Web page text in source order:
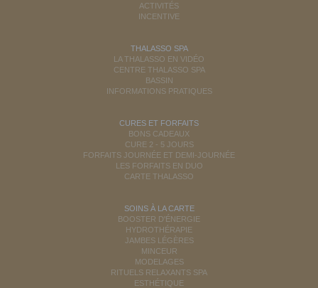
ACTIVITÉS
INCENTIVE
THALASSO SPA
LA THALASSO EN VIDÉO
CENTRE THALASSO SPA
BASSIN
INFORMATIONS PRATIQUES
CURES ET FORFAITS
BONS CADEAUX
CURE 2 - 5 JOURS
FORFAITS JOURNÉE ET DEMI-JOURNÉE
LES FORFAITS EN DUO
CARTE THALASSO
SOINS À LA CARTE
BOOSTER D'ÉNERGIE
HYDROTHÉRAPIE
JAMBES LÉGÈRES
MINCEUR
MODELAGES
RITUELS RELAXANTS SPA
ESTHÉTIQUE